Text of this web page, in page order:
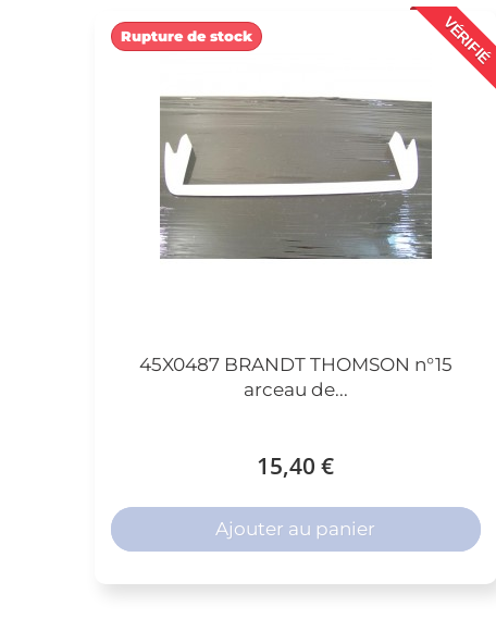
VÉRIFIÉ
45X0487 BRANDT THOMSON n°15
arceau de...
15,40 €
Rupture de stock
Ajouter au panier